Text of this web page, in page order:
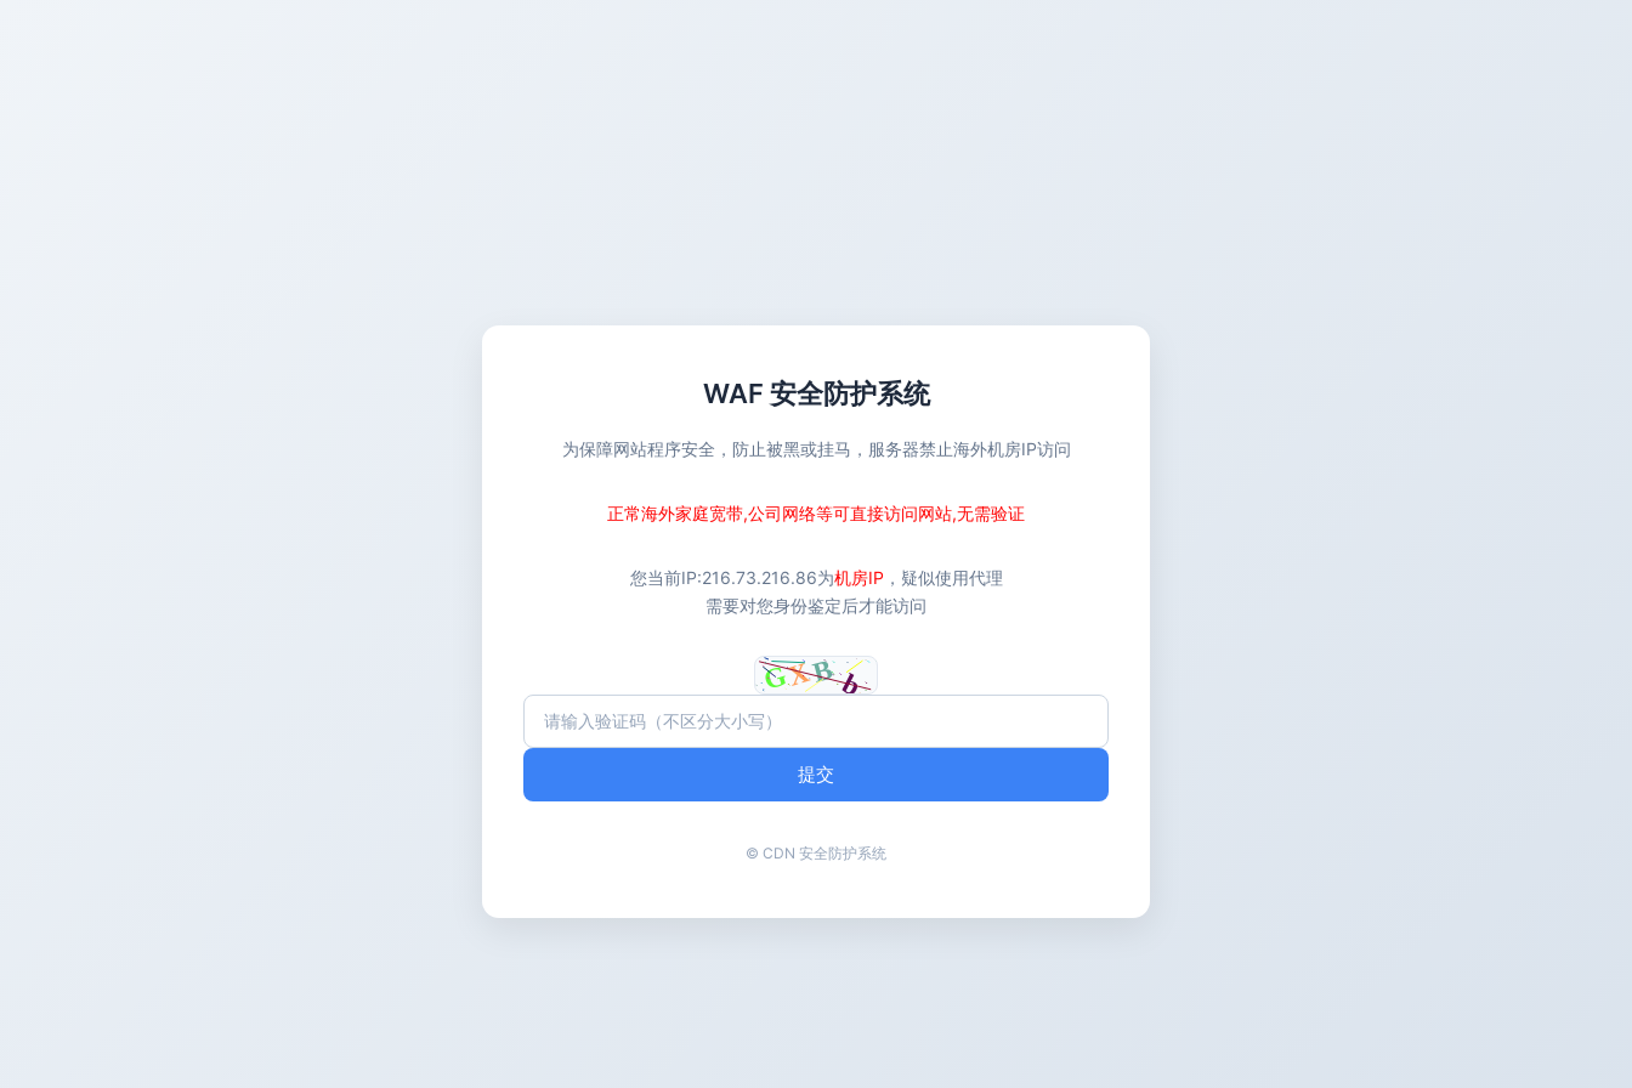
WAF 安全防护系统
为保障网站程序安全，防止被黑或挂马，服务器禁止海外机房IP访问
正常海外家庭宽带,公司网络等可直接访问网站,无需验证
您当前IP:216.73.216.86为机房IP ，疑似使用代理
需要对您身份鉴定后才能访问
提交
© CDN 安全防护系统